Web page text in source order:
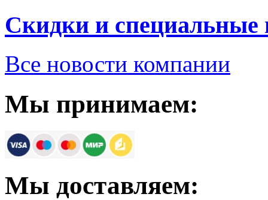
Скидки и специальные
Все новости компании
Мы принимаем:
Мы доставляем: